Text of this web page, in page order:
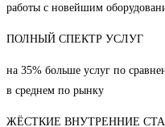
работы с новейшим
ПОЛНЫЙ СПЕКТР УСЛУГ
на 35% больше услуг по
в среднем по рынку
ЖЁСТКИЕ ВНУТРЕННИЕ